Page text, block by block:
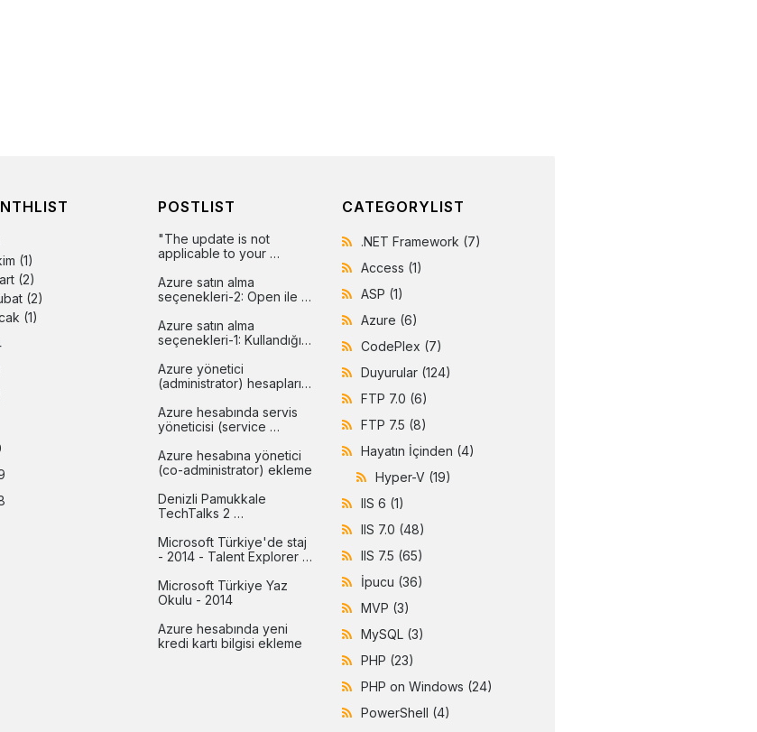
(1)
(2)
(2)
(1)
POSTLIST
"The update is not
applicable to your
çözümü
Azure satın alma
seçenekleri-2: Open ile
Azure satın alma
seçenekleri-1: Kullandığın
go)
Azure yönetici
(administrator) hesapları
Azure hesabında servis
yöneticisi (service
Azure hesabına yönetici
(co-administrator) ekleme
Denizli Pamukkale
TechTalks 2
Microsoft Türkiye'de staj
- 2014 - Talent Explorer
Microsoft Türkiye Yaz
Okulu - 2014
Azure hesabında yeni
kredi kartı bilgisi ekleme
CATEGORYLIST
.NET Framework (7)
Access (1)
ASP (1)
Azure (6)
CodePlex (7)
Duyurular (124)
FTP 7.0 (6)
FTP 7.5 (8)
Hayatın İçinden (4)
Hyper-V (19)
IIS 6 (1)
IIS 7.0 (48)
IIS 7.5 (65)
İpucu (36)
MVP (3)
MySQL (3)
PHP (23)
PHP on Windows (24)
PowerShell (4)